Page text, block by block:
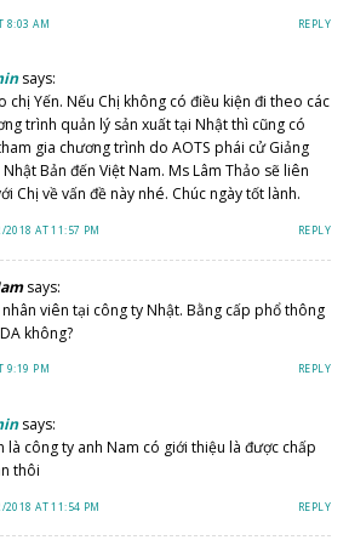
8:03 AM REPLY
says:
chị Yến. Nếu Chị không có điều kiện đi theo các
trình quản lý sản xuất tại Nhật thì cũng có
gia chương trình do AOTS phái cử Giảng
Bản đến Việt Nam. Ms Lâm Thảo sẽ liên
Chị về vấn đề này nhé. Chúc ngày tốt lành.
2018 AT 11:57 PM REPLY
says:
viên tại công ty Nhật. Bằng cấp phổ thông
không?
9:19 PM REPLY
says:
là công ty anh Nam có giới thiệu là được chấp
thôi
2018 AT 11:54 PM REPLY